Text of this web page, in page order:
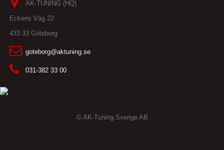
AK-TUNING (HQ)
Eckens Väg 22
433 33 Göteborg
goteborg@aktuning.se
031-382 33 00
© AK-Tuning Sverige AB